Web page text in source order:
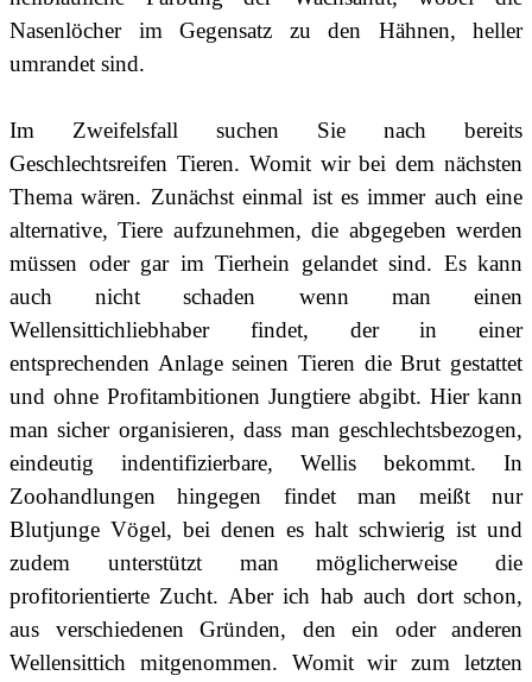
Nasenlöcher im Gegensatz zu den Hähnen, heller
umrandet sind.
Im Zweifelsfall suchen Sie nach bereits
Geschlechtsreifen Tieren. Womit wir bei dem nächsten
Thema wären. Zunächst einmal ist es immer auch eine
alternative, Tiere aufzunehmen, die abgegeben werden
müssen oder gar im Tierhein gelandet sind. Es kann
auch nicht schaden wenn man einen
Wellensittichliebhaber findet, der in einer
entsprechenden Anlage seinen Tieren die Brut gestattet
und ohne Profitambitionen Jungtiere abgibt. Hier kann
man sicher organisieren, dass man geschlechtsbezogen,
eindeutig indentifizierbare, Wellis bekommt. In
Zoohandlungen hingegen findet man meißt nur
Blutjunge Vögel, bei denen es halt schwierig ist und
zudem unterstützt man möglicherweise die
profitorientierte Zucht. Aber ich hab auch dort schon,
aus verschiedenen Gründen, den ein oder anderen
Wellensittich mitgenommen. Womit wir zum letzten